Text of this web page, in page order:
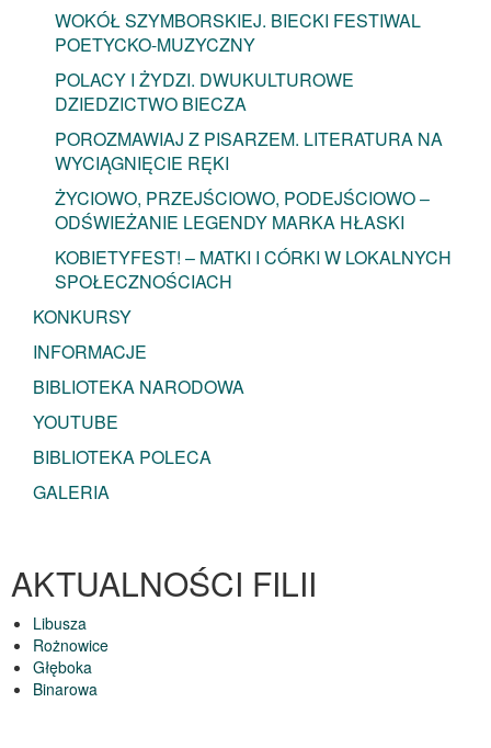
WOKÓŁ SZYMBORSKIEJ. BIECKI FESTIWAL
POETYCKO-MUZYCZNY
POLACY I ŻYDZI. DWUKULTUROWE
DZIEDZICTWO BIECZA
POROZMAWIAJ Z PISARZEM. LITERATURA NA
WYCIĄGNIĘCIE RĘKI
ŻYCIOWO, PRZEJŚCIOWO, PODEJŚCIOWO –
ODŚWIEŻANIE LEGENDY MARKA HŁASKI
KOBIETYFEST! – MATKI I CÓRKI W LOKALNYCH
SPOŁECZNOŚCIACH
KONKURSY
INFORMACJE
BIBLIOTEKA NARODOWA
YOUTUBE
BIBLIOTEKA POLECA
GALERIA
AKTUALNOŚCI FILII
Libusza
Rożnowice
Głęboka
Binarowa